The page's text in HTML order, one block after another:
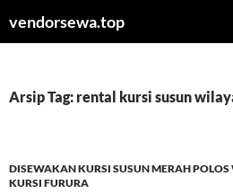
kevendorsewa.top
Arsip Tag: rental kursi susun
DISEWAKAN KURSI SUSUN MERAH
KURSI FURURA